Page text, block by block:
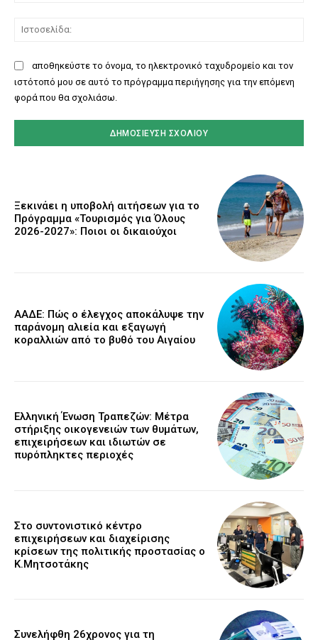
αποθηκεύστε το όνομα, το ηλεκτρονικό ταχυδρομείο και τον
ιστότοπό μου σε αυτό το πρόγραμμα περιήγησης για την επόμενη
φορά που θα σχολιάσω.
Ξεκινάει η υποβολή αιτήσεων για το
Πρόγραμμα «Τουρισμός για Όλους
2026-2027»: Ποιοι οι δικαιούχοι
ΑΑΔΕ: Πώς ο έλεγχος αποκάλυψε την
παράνομη αλιεία και εξαγωγή
κοραλλιών από το βυθό του Αιγαίου
Ελληνική Ένωση Τραπεζών: Μέτρα
στήριξης οικογενειών των θυμάτων,
επιχειρήσεων και ιδιωτών σε
πυρόπληκτες περιοχές
Στο συντονιστικό κέντρο
επιχειρήσεων και διαχείρισης
κρίσεων της πολιτικής προστασίας ο
Κ.Μητσοτάκης
Συνελήφθη 26χρονος για τη